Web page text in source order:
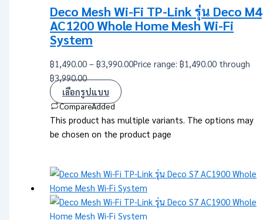
Deco Mesh Wi-Fi TP-Link รุ่น Deco M4
AC1200 Whole Home Mesh Wi-Fi
System
฿1,490.00 – ฿3,990.00Price range: ฿1,490.00 through
฿3,990.00
เลือกรูปแบบ
CompareAdded
This product has multiple variants. The options may
be chosen on the product page